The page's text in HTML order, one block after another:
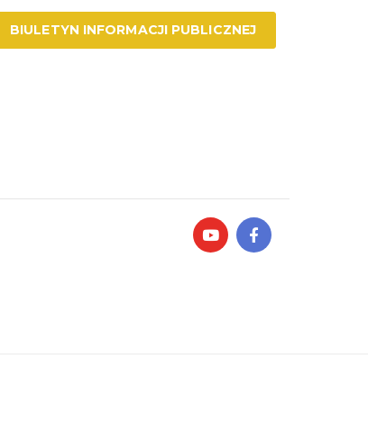
BIULETYN INFORMACJI PUBLICZNEJ